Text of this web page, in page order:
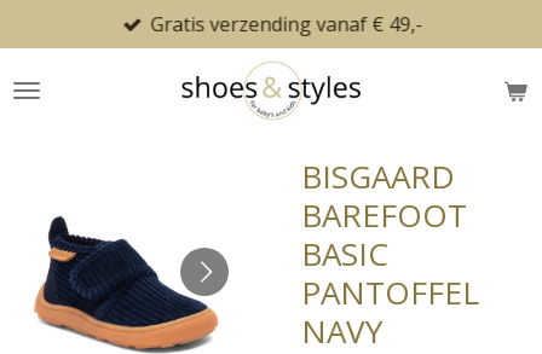
direct
naar
Gratis verzending vanaf € 49,-
BISGAARD
BAREFOOT
BASIC
PANTOFFEL
NAVY